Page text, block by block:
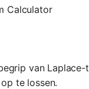
Calculator
van
te lossen.